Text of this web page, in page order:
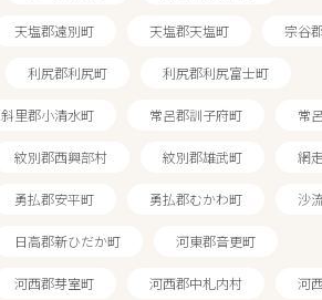
天塩郡遠別町 天塩郡天塩町 宗谷
利尻郡利尻町 利尻郡利尻富士町
斜里郡小清水町 常呂郡訓子府町 常
紋別郡西興部村 紋別郡雄武町 網
勇払郡安平町 勇払郡むかわ町 沙
日高郡新ひだか町 河東郡音更町
河西郡芽室町 河西郡中札内村 河